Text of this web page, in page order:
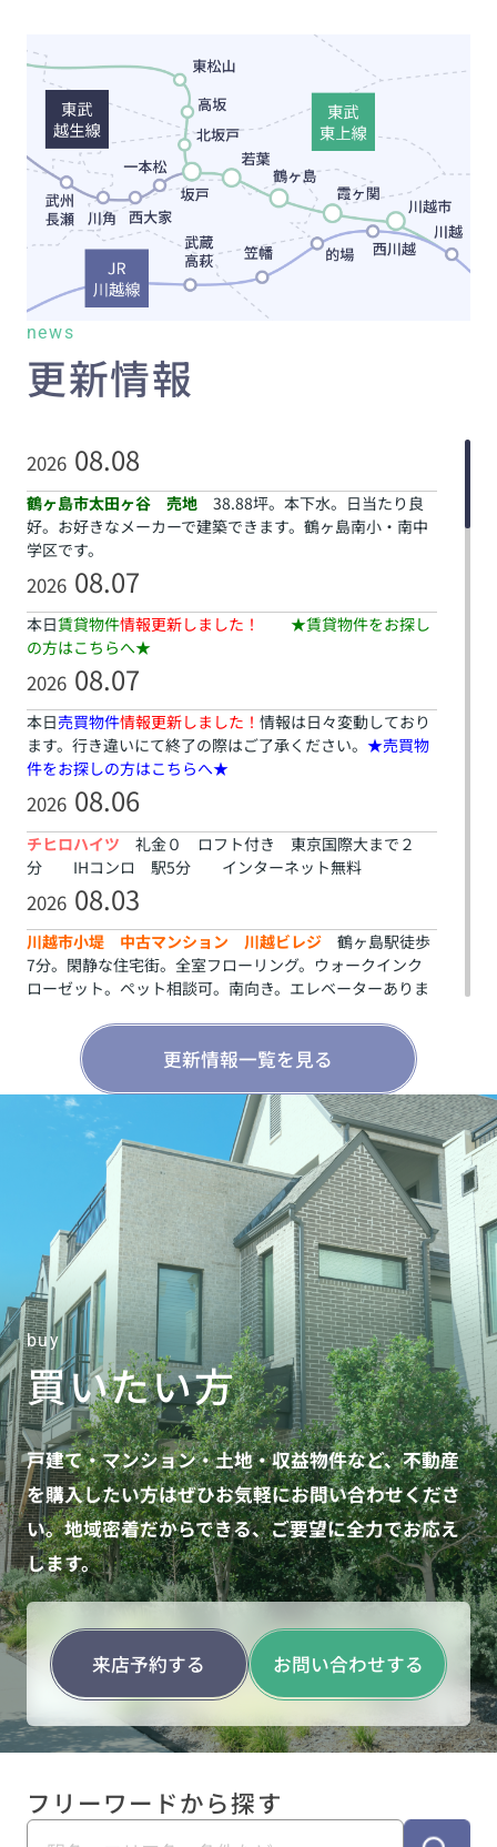
news
更新情報
2026 08.08
鶴ヶ島市太田ヶ谷 売地38.88坪。本下水。日当たり良
好。お好きなメーカーで建築できます。鶴ヶ島南小・南中
学区です。
2026 08.07
本日賃貸物件情報更新しました！
★賃貸物件をお探し
の方はこちらへ★
2026 08.07
本日売買物件情報更新しました！ 情報は日々変動しており
ます。行き違いにて終了の際はご了承ください。 ★売買物
件をお探しの方はこちらへ★
2026 08.06
チヒロハイツ 礼金０ ロフト付き 東京国際大まで２
分 IHコンロ 駅5分 インターネット無料
2026 08.03
川越市小堤 中古マンション 川越ビレジ鶴ヶ島駅徒歩
7分。閑静な住宅街。全室フローリング。ウォークインク
ローゼット。ペット相談可。南向き。エレベーターありま
更新情報一覧を見る
buy
買いたい方
戸建て・マンション・土地・収益物件など、不動産
を購入したい方はぜひお気軽にお問い合わせくださ
い。地域密着だからできる、ご要望に全力でお応え
します。
来店予約する お問い合わせする
フリーワードから探す